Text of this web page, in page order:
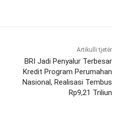
Artikulli tjetër
BRI Jadi Penyalur Terbesar
Kredit Program Perumahan
Nasional, Realisasi Tembus
Rp9,21 Triliun